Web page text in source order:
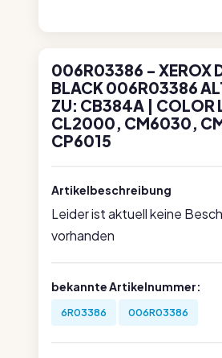
006R03386 - XEROX
BLACK 006R03386
ZU: CB384A | COLOR
CL2000, CM6030,
CP6015
Artikelbeschreibung
Leider ist aktuell keine
vorhanden
bekannte Artikelnummer:
6R03386 006R03386